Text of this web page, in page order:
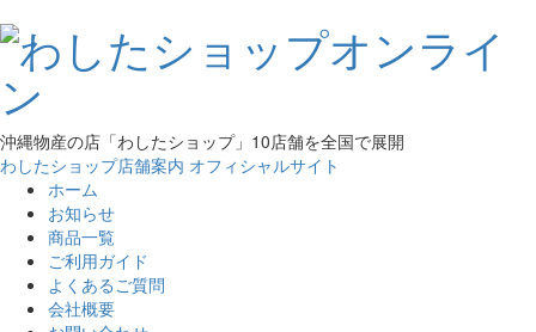
沖縄物産の店「わしたショップ」10店舗を全国で展開
わしたショップ店舗案内 オフィシャルサイト
ホーム
お知らせ
商品一覧
ご利用ガイド
よくあるご質問
会社概要